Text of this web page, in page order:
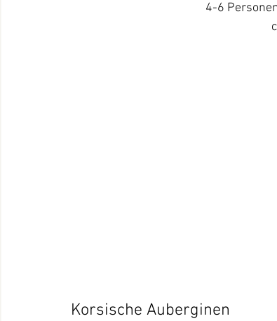
4-6
Korsische Auberginen